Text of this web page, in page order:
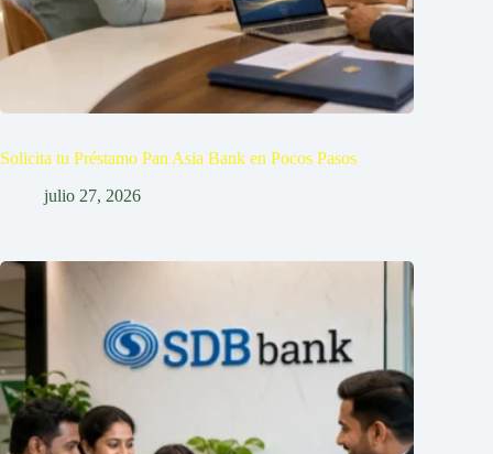
Solicita tu Préstamo Pan Asia Bank en Pocos Pasos
julio 27, 2026